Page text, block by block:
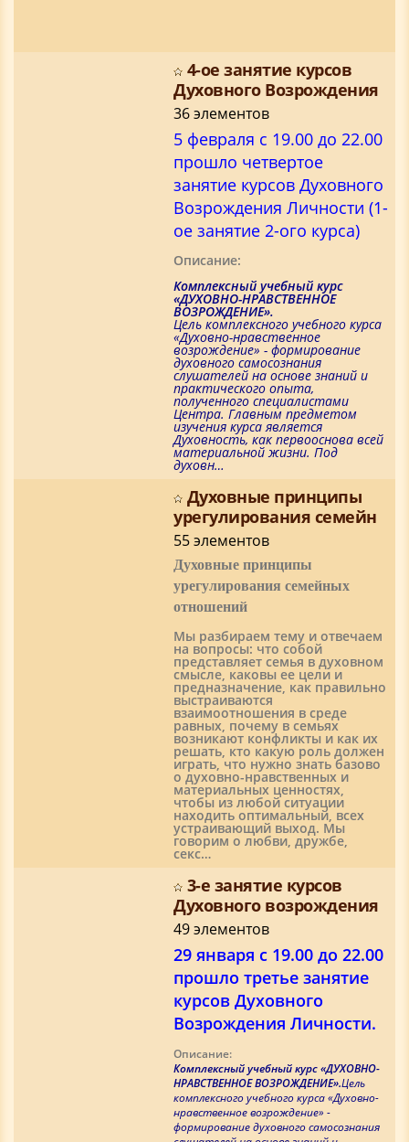
4-ое занятие курсов
Духовного Возрождения
36 элементов
5 февраля с 19.00 до 22.00
прошло четвертое
занятие курсов Духовного
Возрождения Личности (1-
ое занятие 2-ого курса)
Описание:
Комплексный учебный курс
«ДУХОВНО-НРАВСТВЕННОЕ
ВОЗРОЖДЕНИЕ».
Цель комплексного учебного курса
«Духовно-нравственное
возрождение» - формирование
духовного самосознания
слушателей на основе знаний и
практического опыта,
полученного специалистами
Центра. Главным предметом
изучения курса является
Духовность, как первооснова всей
материальной жизни. Под
духовн…
Духовные принципы
урегулирования семейн
55 элементов
Духовные принципы
урегулирования семейных
отношений
Мы разбираем тему и отвечаем
на вопросы: что собой
представляет семья в духовном
смысле, каковы ее цели и
предназначение, как правильно
выстраиваются
взаимоотношения в среде
равных, почему в семьях
возникают конфликты и как их
решать, кто какую роль должен
играть, что нужно знать базово
о духовно-нравственных и
материальных ценностях,
чтобы из любой ситуации
находить оптимальный, всех
устраивающий выход. Мы
говорим о любви, дружбе,
секс…
3-е занятие курсов
Духовного возрождения
49 элементов
29 января с 19.00 до 22.00
прошло третье занятие
курсов Духовного
Возрождения Личности.
Описание:
Комплексный учебный курс «ДУХОВНО-
НРАВСТВЕННОЕ ВОЗРОЖДЕНИЕ».Цель
комплексного учебного курса «Духовно-
нравственное возрождение» -
формирование духовного самосознания